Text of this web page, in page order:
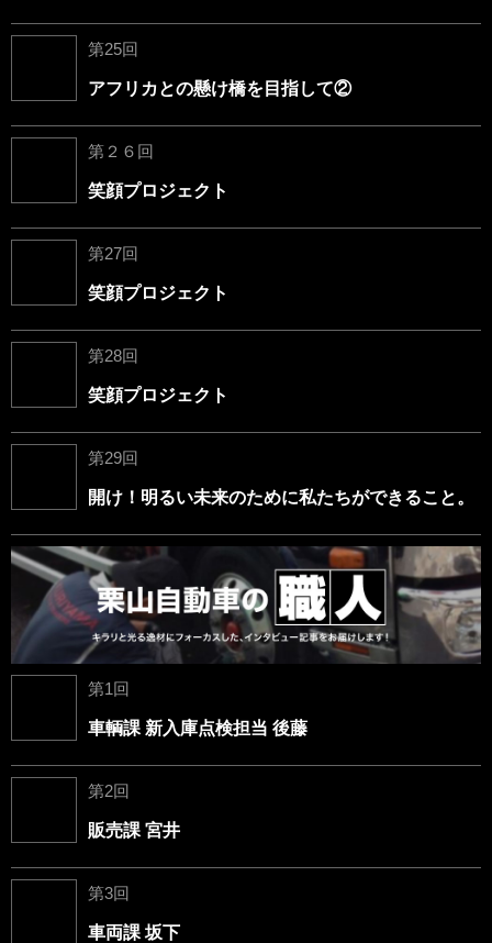
第25回
アフリカとの懸け橋を目指して②
第２６回
笑顔プロジェクト
第27回
笑顔プロジェクト
第28回
笑顔プロジェクト
第29回
開け！明るい未来のために私たちができること。
第1回
車輌課 新入庫点検担当 後藤
第2回
販売課 宮井
第3回
車両課 坂下